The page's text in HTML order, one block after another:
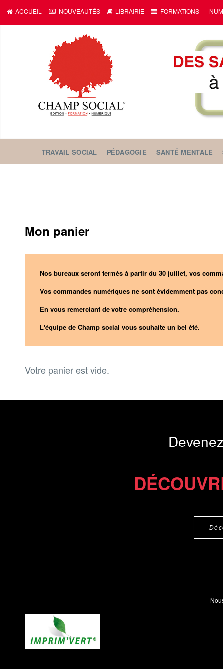
ACCUEIL NOUVEAUTÉS LIBRAIRIE FORMATIONS
TRAVAIL SOCIAL PÉDAGOGIE SANTÉ MENTALE
Mon panier
Nos bureaux seront fermés à partir du 30 juillet, vos
Vos commandes numériques ne sont évidemment pas
En vous remerciant de votre compréhension.
L'équipe de Champ social vous souhaite un bel été.
Votre panier est vide.